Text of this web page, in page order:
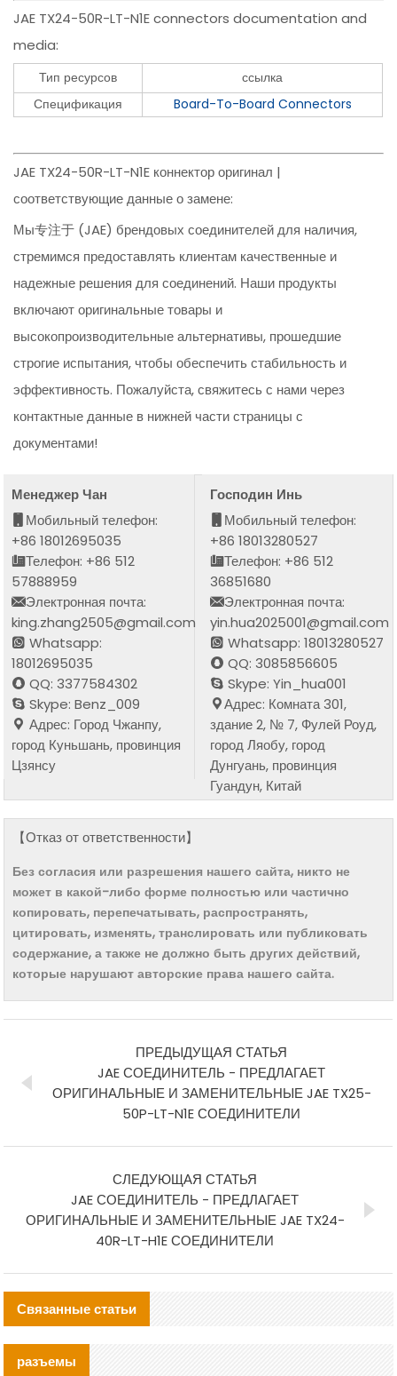
JAE TX24-50R-LT-N1E connectors documentation and
media:
Тип ресурсов
ссылка
Спецификация
Board-To-Board Connectors
JAE TX24-50R-LT-N1E коннектор оригинал |
соответствующие данные о замене:
Мы专注于 (JAE) брендовых соединителей для наличия,
стремимся предоставлять клиентам качественные и
надежные решения для соединений. Наши продукты
включают оригинальные товары и
высокопроизводительные альтернативы, прошедшие
строгие испытания, чтобы обеспечить стабильность и
эффективность. Пожалуйста, свяжитесь с нами через
контактные данные в нижней части страницы с
документами!
Менеджер Чан
Мобильный телефон:
+86 18012695035
Телефон: +86 512
57888959
Электронная почта:
king.zhang2505@gmail.com
Whatsapp:
18012695035
QQ: 3377584302
Skype: Benz_009
Адрес: Город Чжанпу,
город Куньшань, провинция
Цзянсу
Господин Инь
Мобильный телефон:
+86 18013280527
Телефон: +86 512
36851680
Электронная почта:
yin.hua2025001@gmail.com
Whatsapp: 18013280527
QQ: 3085856605
Skype: Yin_hua001
Адрес: Комната 301,
здание 2, № 7, Фулей Роуд,
город Ляобу, город
Дунгуань, провинция
Гуандун, Китай
【Отказ от ответственности】
Без согласия или разрешения нашего сайта, никто не
может в какой-либо форме полностью или частично
копировать, перепечатывать, распространять,
цитировать, изменять, транслировать или публиковать
содержание, а также не должно быть других действий,
которые нарушают авторские права нашего сайта.
ПРЕДЫДУЩАЯ СТАТЬЯ
JAE СОЕДИНИТЕЛЬ - ПРЕДЛАГАЕТ
ОРИГИНАЛЬНЫЕ И ЗАМЕНИТЕЛЬНЫЕ JAE TX25-
50P-LT-N1E СОЕДИНИТЕЛИ
СЛЕДУЮЩАЯ СТАТЬЯ
JAE СОЕДИНИТЕЛЬ - ПРЕДЛАГАЕТ
ОРИГИНАЛЬНЫЕ И ЗАМЕНИТЕЛЬНЫЕ JAE TX24-
40R-LT-H1E СОЕДИНИТЕЛИ
Связанные статьи
разъемы